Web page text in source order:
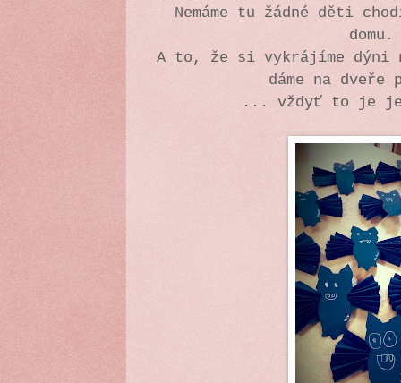
Nemáme tu žádné děti
A to, že si vykrájíme dýni
dáme na dveře
... vždyť to je